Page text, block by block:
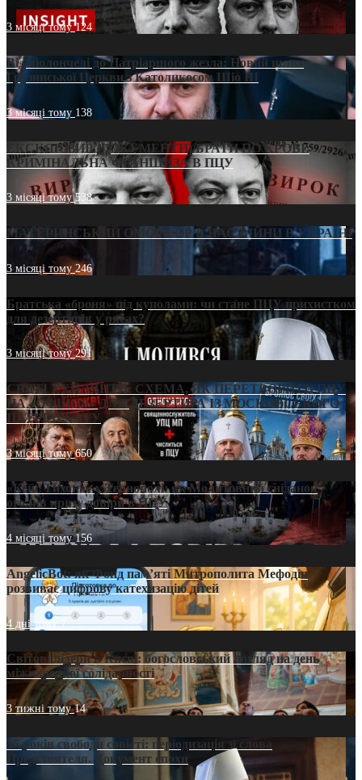
3 місяці тому124
Від віолончелі до Патріаршого жезла: Новий шлях
Грузинської Церкви з Католикосом Шіо III
3 місяці тому 138
ЕКСКЛЮЗИВ (ДОКУМЕНТИ)/БРАТИ ПО КРОВІ:
КРИМІНАЛЬНА ФРАНШИЗА В ПЦУ
3 місяці тому538
МАТЕРИНСЬКИЙ ОМОРФОР В ЧАС ВІЙНИ В УКРАЇНІ
3 місяці тому246
Братська «броня» під куполами: чи стане ПЦУ прихистком
для дезертирів у рясах?
3 місяці тому291
СВЯТІ УХИЛЯНТИ: СХЕМА, ЯК ПЕРЕТВОРИТИ ПЦУ
НА «ОФШОР» ДЛЯ ДЕЗЕРТИРА ІЗ МОСКОВСЬКОГО
ПАТРІАРХАТУ
3 місяці тому650
«Кейс Тихона» у Тернополі: як Молитовний сніданок
оголив кризу довіри в ПЦУ
4 місяці тому156
AngelicBot: як Фонд пам’яті Митрополита Мефодія
розвиває цифрову катехизацію дітей
4 дні тому7
Світові лідери в Києві: богословський погляд на день
міжнародної солідарності
3 тижні тому14
35 років свободи совісті: періодизація зі слова
Предстоятеля. Документ епохи